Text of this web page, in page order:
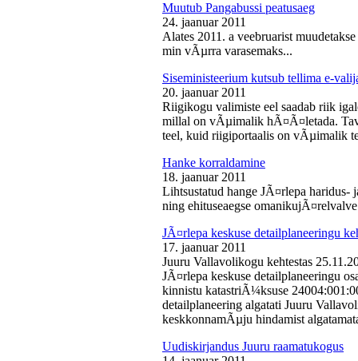
Muutub Pangabussi peatusaeg
24. jaanuar 2011
Alates 2011. a veebruarist
min vÃµrra varasemaks...
Siseministeerium kutsub tellima e-
20. jaanuar 2011
Riigikogu valimiste eel saadab riik
millal on vÃµimalik hÃ¤Ã¤letada.
teel, kuid riigiportaalis on vÃµimalik
Hanke korraldamine
18. jaanuar 2011
Lihtsustatud hange JÃ¤rlepa
ning ehituseaegse
JÃ¤rlepa keskuse detailplaneeringu
17. jaanuar 2011
Juuru Vallavolikogu kehtestas
JÃ¤rlepa keskuse detailplaneeringu
kinnistu katastriÃ¼ksuse
detailplaneering algatati Juuru
keskkonnamÃµju hindamist
Uudiskirjandus Juuru raamatukogus